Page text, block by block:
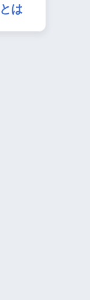
とは